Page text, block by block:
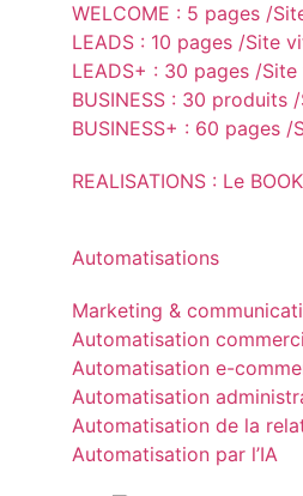
WELCOME : 5 pages /
LEADS : 10 pages /Site
LEADS+ : 30 pages /
BUSINESS : 30 produits
BUSINESS+ : 60 pages /
REALISATIONS : Le
Automatisations
Marketing &
Automatisation
Automatisation e-
Automatisation
Automatisation de la
Automatisation par l’IA